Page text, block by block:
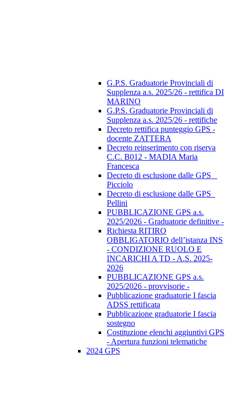
G.P.S. Graduatorie Provinciali di
Supplenza a.s. 2025/26 - rettifica DI
MARINO
G.P.S. Graduatorie Provinciali di
Supplenza a.s. 2025/26 - rettifiche
Decreto rettifica punteggio GPS -
docente ZATTERA
Decreto reinserimento con riserva
C.C. B012 - MADIA Maria
Francesca
Decreto di esclusione dalle GPS _
Picciolo
Decreto di esclusione dalle GPS_
Pellini
PUBBLICAZIONE GPS a.s.
2025/2026 - Graduatorie definitive -
Richiesta RITIRO
OBBLIGATORIO dell’istanza INS
- CONDIZIONE RUOLO E
INCARICHI A TD - A.S. 2025-
2026
PUBBLICAZIONE GPS a.s.
2025/2026 - provvisorie -
Pubblicazione graduatorie I fascia
ADSS rettificata
Pubblicazione graduatorie I fascia
sostegno
Costituzione elenchi aggiuntivi GPS
- Apertura funzioni telematiche
2024 GPS